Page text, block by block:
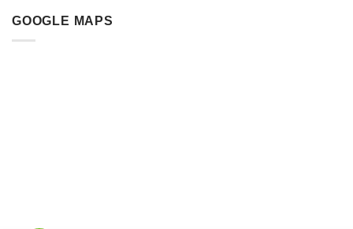
GOOGLE MAPS